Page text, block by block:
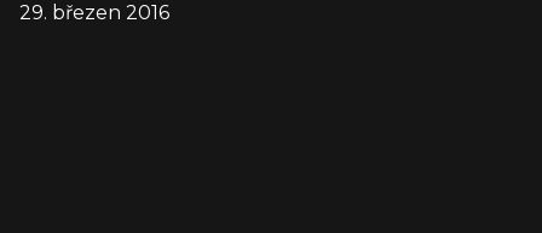
29. březen 2016